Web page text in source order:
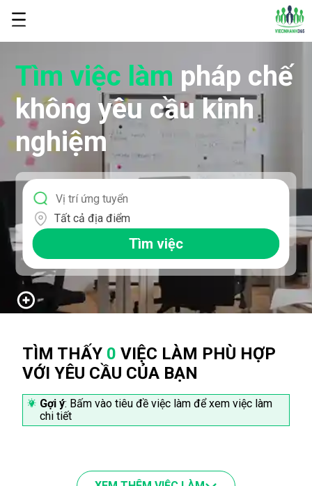
Tìm việc làm pháp chế
không yêu cầu kinh
nghiệm
Tất cả địa điểm
Tìm việc
TÌM THẤY 0 VIỆC LÀM PHÙ HỢP
VỚI YÊU CẦU CỦA BẠN
Gợi ý: Bấm vào tiêu đề việc làm để xem việc làm
chi tiết